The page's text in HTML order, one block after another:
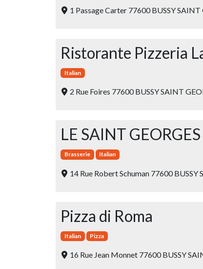
1 Passage Carter 77600 BUSSY SAINT
Ristorante Pizzeria
Italian
2 Rue Foires 77600 BUSSY SAINT
LE SAINT GEORGES
Brasserie Italian
14 Rue Robert Schuman 77600 BUSSY
Pizza di Roma
Italian Pizza
16 Rue Jean Monnet 77600 BUSSY